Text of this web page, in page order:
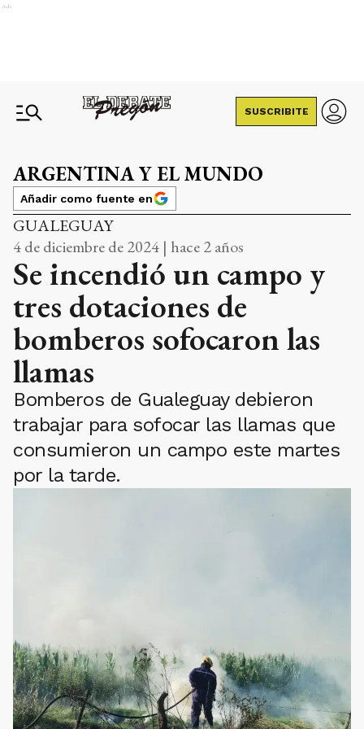
Ads
SUSCRIBITE
ARGENTINA Y EL MUNDO
Añadir como fuente en
GUALEGUAY
4 de diciembre de 2024 | hace 2 años
Se incendió un campo y
tres dotaciones de
bomberos sofocaron las
llamas
Bomberos de Gualeguay debieron
trabajar para sofocar las llamas que
consumieron un campo este martes
por la tarde.